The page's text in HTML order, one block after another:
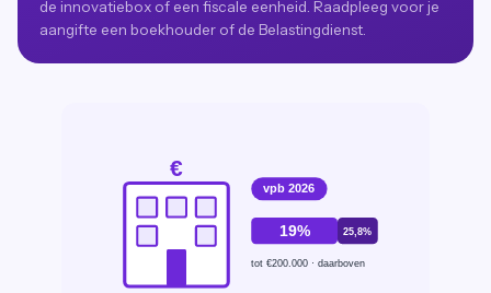
de innovatiebox of een fiscale eenheid. Raadpleeg voor je
aangifte een boekhouder of de Belastingdienst.